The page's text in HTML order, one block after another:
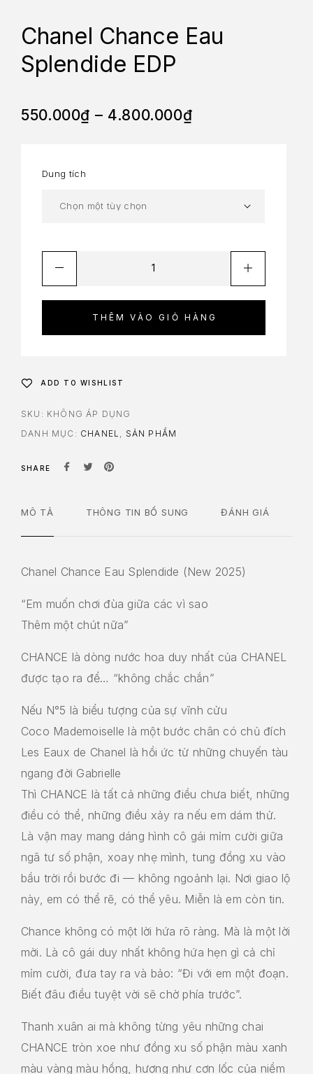
Chanel Chance Eau
Splendide EDP
550.000₫ – 4.800.000₫
Dung tích
THÊM VÀO GIỎ HÀNG
ADD TO WISHLIST
SKU: KHÔNG ÁP DỤNG
DANH MỤC: CHANEL SẢN PHẨM
SHARE
MÔ TẢ THÔNG TIN BỔ SUNG ĐÁNH GIÁ
Chanel Chance Eau Splendide (New 2025)
“Em muốn chơi đùa giữa các vì sao
Thêm một chút nữa”
CHANCE là dòng nước hoa duy nhất của CHANEL
được tạo ra để… “không chắc chắn”
Nếu N°5 là biểu tượng của sự vĩnh cửu
Coco Mademoiselle là một bước chân có chủ đích
Les Eaux de Chanel là hồi ức từ những chuyến tàu
ngang đời Gabrielle
Thì CHANCE là tất cả những điều chưa biết, những
điều có thể, những điều xảy ra nếu em dám thử.
Là vận may mang dáng hình cô gái mỉm cười giữa
ngã tư số phận, xoay nhẹ mình, tung đồng xu vào
bầu trời rồi bước đi — không ngoảnh lại. Nơi giao lộ
này, em có thể rẽ, có thể yêu. Miễn là em còn tin.
Chance không có một lời hứa rõ ràng. Mà là một lời
mời. Là cô gái duy nhất không hứa hẹn gì cả chỉ
mỉm cười, đưa tay ra và bảo: “Đi với em một đoạn.
Biết đâu điều tuyệt vời sẽ chờ phía trước”.
Thanh xuân ai mà không từng yêu những chai
CHANCE tròn xoe như đồng xu số phận màu xanh
màu vàng màu hồng, hương như cơn lốc của niềm